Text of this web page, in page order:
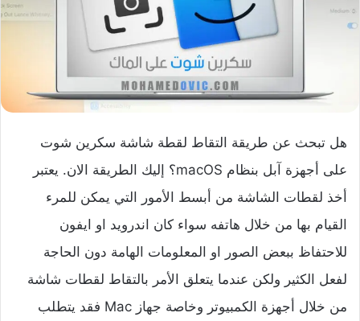
هل تبحث عن طريقة التقاط لقطة شاشة سكرين شوت
على أجهزة آبل بنظام macOS؟ إليك الطريقة الان. يعتبر
أخذ لقطات الشاشة من أبسط الأمور التي يمكن للمرء
القيام بها من خلال هاتفه سواء كان اندرويد او ايفون
للاحتفاظ ببعض الصور او المعلومات الهامة دون الحاجة
لفعل الكثير ولكن عندما يتعلق الأمر بالتقاط لقطات شاشة
من خلال أجهزة الكمبيوتر وخاصة جهاز Mac فقد يتطلب